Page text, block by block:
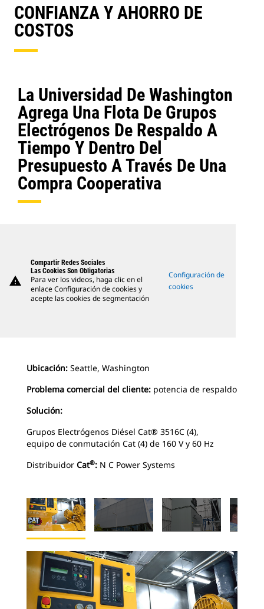
CONFIANZA Y AHORRO DE
COSTOS
La Universidad De Washington
Agrega Una Flota De Grupos
Electrógenos De Respaldo A
Tiempo Y Dentro Del
Presupuesto A Través De Una
Compra Cooperativa
warning
Compartir Redes Sociales
Las Cookies Son Obligatorias
Para ver los videos, haga clic en el
enlace Configuración de cookies y
acepte las cookies de segmentación
Configuración de
cookies
Ubicación: Seattle, Washington
Problema comercial del cliente: potencia de respaldo
Solución:
Grupos Electrógenos Diésel Cat® 3516C (4),
equipo de conmutación Cat (4) de 160 V y 60 Hz
Distribuidor Cat®: N C Power Systems